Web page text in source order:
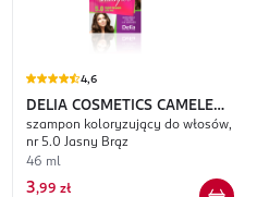
4,6
DELIA COSMETICS CAMELEO
Coloring Shampoo
szampon koloryzujący do włosów,
nr 5.0 Jasny Brąz
46 ml
3,99 zł